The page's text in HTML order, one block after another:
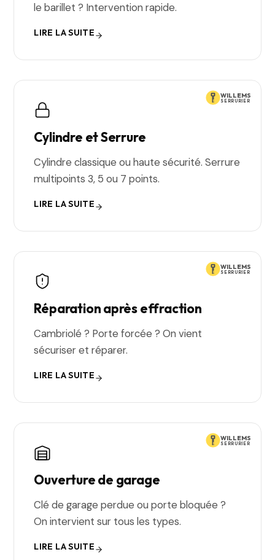
le barillet ? Intervention rapide.
LIRE LA SUITE
WILLEMS
SERRURIER
Cylindre et Serrure
Cylindre classique ou haute sécurité. Serrure
multipoints 3, 5 ou 7 points.
LIRE LA SUITE
WILLEMS
SERRURIER
Réparation après effraction
Cambriolé ? Porte forcée ? On vient
sécuriser et réparer.
LIRE LA SUITE
WILLEMS
SERRURIER
Ouverture de garage
Clé de garage perdue ou porte bloquée ?
On intervient sur tous les types.
LIRE LA SUITE